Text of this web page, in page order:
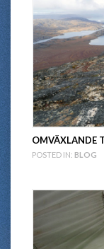
OMVÄXLANDE
POSTED IN: BLOG